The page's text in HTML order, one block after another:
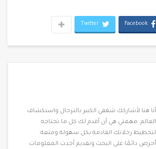
Facebook
Twitter
أنا هنا لأشاركك شغفي الكبير بالترحال واستكشاف
العالم. مهمتي هي أن أقدم لك كل ما تحتاجه
لتخطيط رحلاتك القادمة بكل سهولة ومتعة.
أحرص دائمًا على البحث وتقديم أحدث المعلومات